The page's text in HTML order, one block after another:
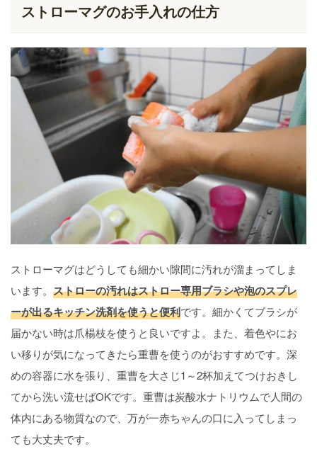
ストローマグのお手入れの仕方
ストローマグはどうしても細かい隙間に汚れが溜まってしま
います。 ストローの汚れはストロー専用ブラシや泡のスプレ
ーが出るキッチン洗剤を使うと便利です。細かくてブラシが
届かない時は爪楊枝を使うと良いですよ。また、着色やにお
い移りが気になってきたら重曹を使うのがおすすめです。深
めの容器に水を張り、重曹を大さじ1～2杯加えてつけおきし
てから洗い流せばOKです。重曹は炭酸水ナトリウムで人間の
体内にある物質なので、万が一赤ちゃんの口に入ってしまっ
ても大丈夫です。